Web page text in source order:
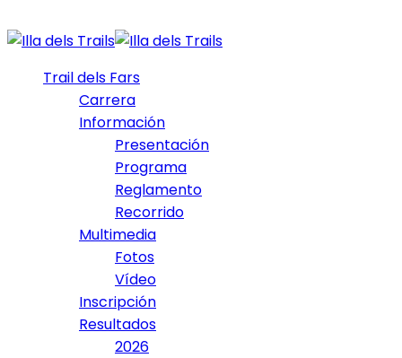
Trail dels Fars
Carrera
Información
Presentación
Programa
Reglamento
Recorrido
Multimedia
Fotos
Vídeo
Inscripción
Resultados
2026